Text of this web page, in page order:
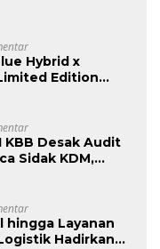
Hybrid x
Edition
KBB Desak Audit
Sidak KDM,
hingga Layanan
Hadirkan